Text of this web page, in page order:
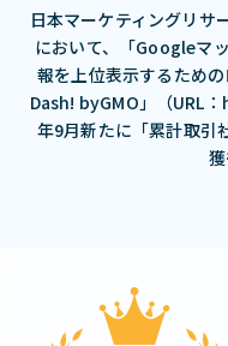
日本マーケティングリサ
において、「Googleマ
報を上位表示するため
Dash! byGMO」（URL
年9月新たに「累計取引